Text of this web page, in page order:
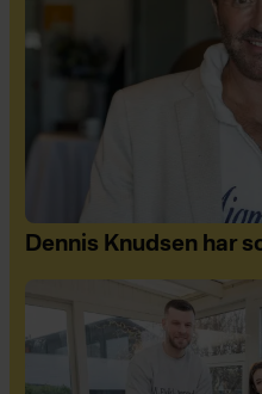
Dennis Knudsen har